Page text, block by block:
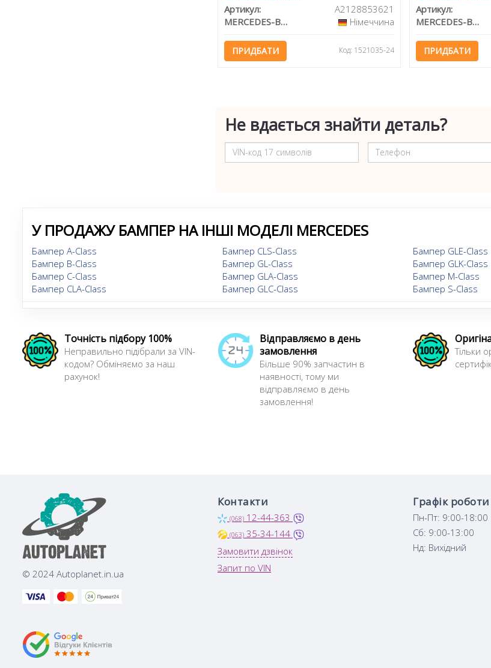
Артикул:
A2128853621
MERCEDES-BENZ
Німеччина
ПРИДБАТИ Код: 1521035-24
Артикул:
MERCEDES-BENZ
ПРИДБАТИ
Не вдається знайти деталь?
У ПРОДАЖУ БАМПЕР НА ІНШІ МОДЕЛІ MERCEDES
Бампер A-Class
Бампер B-Class
Бампер C-Class
Бампер CLA-Class
Бампер CLS-Class
Бампер GL-Class
Бампер GLA-Class
Бампер GLC-Class
Бампер GLE-Class
Бампер GLK-Class
Бампер M-Class
Бампер S-Class
Точність підбору 100%
Неправильно підібрали за VIN-
кодом? Обміняємо за наш
рахунок!
Відправляємо в день
замовлення
Більше 90% запчастин в
наявності, тому ми
відправляємо в день
замовлення!
Тільки
© 2024 Autoplanet.in.ua
Контакти
(068) 12-44-363
(063) 35-34-144
Замовити дзвінок
Запит по VIN
Графік роботи
Пн-Пт: 9:00-18:00
Сб: 9:00-13:00
Нд: Вихідний